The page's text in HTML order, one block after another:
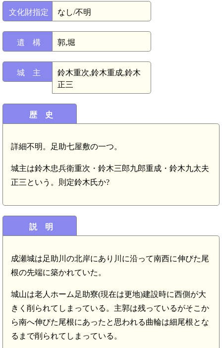
文化財指定 なし/不明
遺 構 郭,堀
城 主
鈴木重次,鈴木重成,鈴木
正三
歴 史
詳細不明。足助七屋敷の一つ。
城主は鈴木忠兵衛重次・鈴木三郎九郎重成・鈴木九太夫
正三という。則定鈴木氏か?
説 明
成瀬城は足助川の北岸にあり川に沿って南西に伸びた尾
根の先端に築かれていた。
城山は老人ホーム足助寮(現在は更地)建設時に西側が大
きく削られてしまっている。主郭は残っているがそこか
ら南へ伸びた尾根にあったと思われる曲輪は細尾根とな
るまで削られてしまっている。